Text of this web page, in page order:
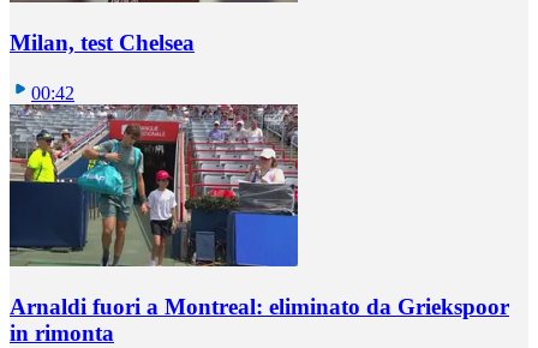
Milan, test Chelsea
00:42
Arnaldi fuori a Montreal: eliminato da Griekspoor
in rimonta